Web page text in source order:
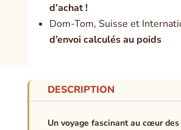
d’achat !
Dom-Tom, Suisse et
d’envoi calculés au poids
DESCRIPTION
Un voyage fascinant au cœur